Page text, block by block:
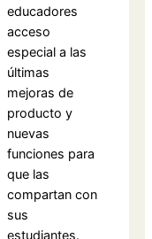
educadores
acceso
especial a las
últimas
mejoras de
producto y
nuevas
funciones para
que las
compartan con
sus
estudiantes.